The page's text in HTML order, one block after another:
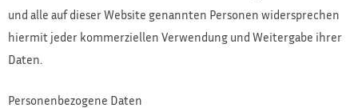
und alle auf dieser Website genannten Personen widersprechen
hiermit jeder kommerziellen Verwendung und Weitergabe ihrer
Daten.
Personenbezogene Daten